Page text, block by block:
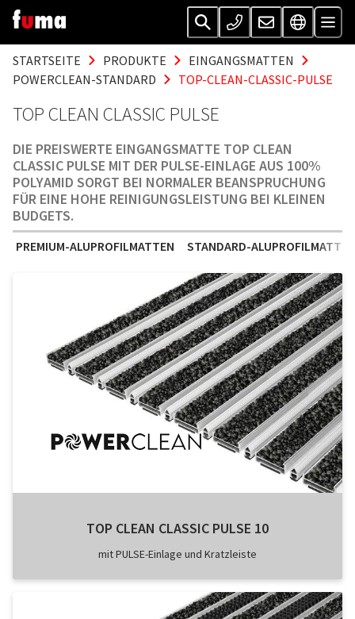
STARTSEITE PRODUKTE
EINGANGSMATTEN
POWERCLEAN-STANDARD
TOP-CLEAN-CLASSIC-PULSE
TOP CLEAN CLASSIC PULSE
DIE PREISWERTE EINGANGSMATTE TOP CLEAN
CLASSIC PULSE MIT DER PULSE-EINLAGE AUS 100%
POLYAMID SORGT BEI NORMALER BEANSPRUCHUNG
FÜR EINE HOHE REINIGUNGSLEISTUNG BEI KLEINEN
BUDGETS.
PREMIUM-ALUPROFILMATTEN STANDARD-ALUPROFILMATTEN
TOP CLEAN CLASSIC PULSE 10
mit PULSE-Einlage und Kratzleiste